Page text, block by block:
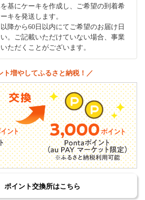
基にケーキを作成し、ご希望の到着希
キを発送します。
降から60日以内にてご希望のお届け日
。ご記載いただけていない場合、事業
ただくことがございます。
ト増やしてふるさと納税！／
ポイント交換所はこちら